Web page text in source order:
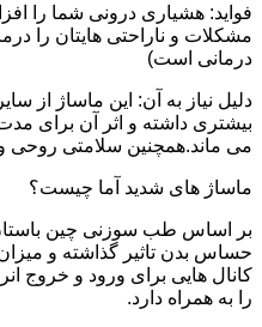
فواید: هشیاری درونی شما را
مشکلات و ناراحتی هایتان را
درمانی است)
دلیل نیاز به آن: این ماساژ از
بیشتری داشته و اثر آن برای
می ماند.همچنین سلامتی روحی و
ماساژ های شدید آما چیست؟
بر اساس طب سوزنی چین
حساس بدن تاثیر گذاشته و
کانال هایی برای ورود و خروج
را به همراه دارد.